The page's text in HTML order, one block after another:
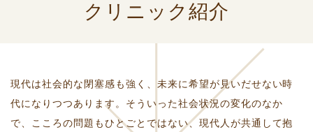
クリニック紹介
現代は社会的な閉塞感も強く、未来に希望が見いだせない時
代になりつつあります。そういった社会状況の変化のなか
で、こころの問題もひとごとではない、現代人が共通して抱